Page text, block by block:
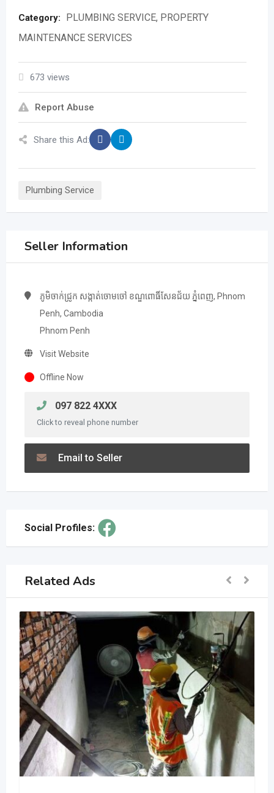
Category: PLUMBING SERVICE, PROPERTY
MAINTENANCE SERVICES
673 views
Report Abuse
Share this Ad:
Plumbing Service
Seller Information
ភូមិចាក់ជ្រូក សង្កាត់ចោមចៅ ខណ្ឌពោធិ៍សែនជ័យ ភ្នំពេញ, Phnom
Penh, Cambodia
Phnom Penh
Visit Website
Offline Now
097 822 4XXX
Click to reveal phone number
Email to Seller
Social Profiles:
Related Ads